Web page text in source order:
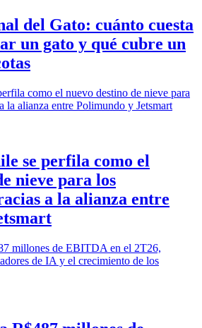
del Gato: cuánto cuesta
un gato y qué cubre un
se perfila como el
nieve para los
a la alianza entre